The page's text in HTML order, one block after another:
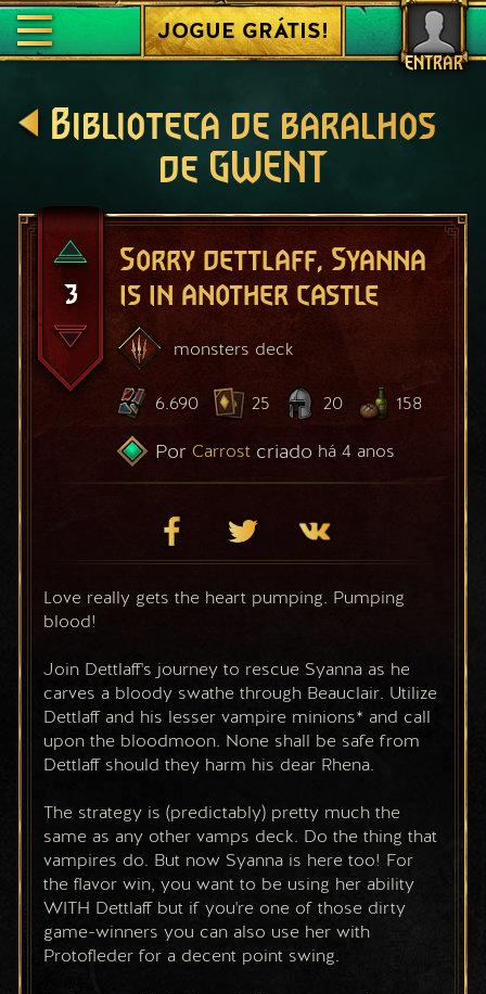
ENTRAR
JOGUE GRÁTIS!
Biblioteca de baralhos
de GWENT
3
Sorry dettlaff, Syanna
is in another castle
monsters deck
6.690 25 20 158
Por Carrost criado há 4 anos
Love really gets the heart pumping. Pumping
Join Dettlaff's journey to rescue Syanna as he
carves a bloody swathe through Beauclair. Utilize
Dettlaff and his lesser vampire minions* and call
upon the bloodmoon. None shall be safe from
Dettlaff should they harm his dear Rhena.
The strategy is (predictably) pretty much the
same as any other vamps deck. Do the thing that
vampires do. But now Syanna is here too! For
the flavor win, you want to be using her ability
WITH Dettlaff but if you're one of those dirty
game-winners you can also use her with
Protofleder for a decent point swing.